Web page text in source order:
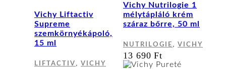
terméknek
több
variációja
változatok
Vichy Liftactiv
Supreme
szemkörnyékápoló,
15 ml
LIFTACTIV , VICHY
Vichy Nutrilogie 1
mélytápláló krém
száraz bőrre, 50 ml
NUTRILOGIE , VICHY
13 690Ft